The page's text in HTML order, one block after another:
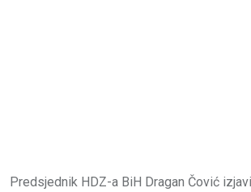
Predsjednik HDZ-a BiH Dragan Čović